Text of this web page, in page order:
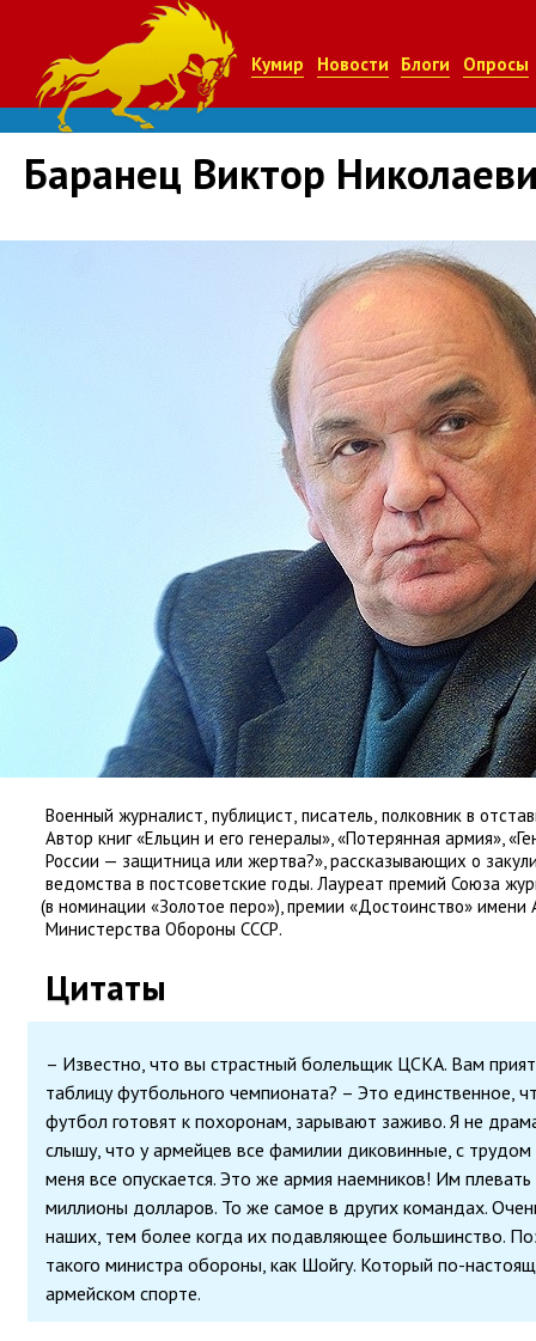
Кумир Новости Блоги Опросы
Баранец Виктор
Военный журналист, публицист, писатель, полковник в
Автор книг «Ельцин и его генералы», «Потерянная армия»,
России — защитница или жертва?», рассказывающих о
ведомства в постсоветские годы. Лауреат премий Союза
(в номинации «Золотое перо»), премии «Достоинство» имени
Министерства Обороны СССР.
Цитаты
– Известно, что вы страстный болельщик ЦСКА. Вам
таблицу футбольного чемпионата? – Это единственное,
футбол готовят к похоронам, зарывают заживо. Я не
слышу, что у армейцев все фамилии диковинные, с
меня все опускается. Это же армия наемников! Им плевать
миллионы долларов. То же самое в других командах.
наших, тем более когда их подавляющее большинство.
такого министра обороны, как Шойгу. Который по-
армейском спорте.